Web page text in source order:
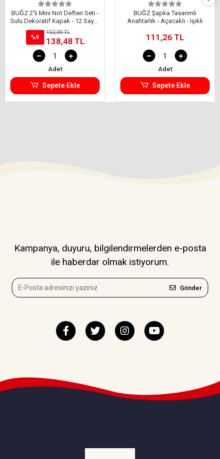
BUĞZ 2'li Mini Not Defteri Seti -
Sulu Dekoratif Kapak - 12 Sayfa
Sticker
%9
152,00 TL
138,48 TL
Adet
Sepete Ekle
BUĞZ Şapka Tasarımlı
Anahtarlık - Açacaklı - Işıklı
111,26 TL
Adet
Sepete Ekle
Kampanya, duyuru, bilgilendirmelerden e-posta
ile haberdar olmak istiyorum.
Gönder